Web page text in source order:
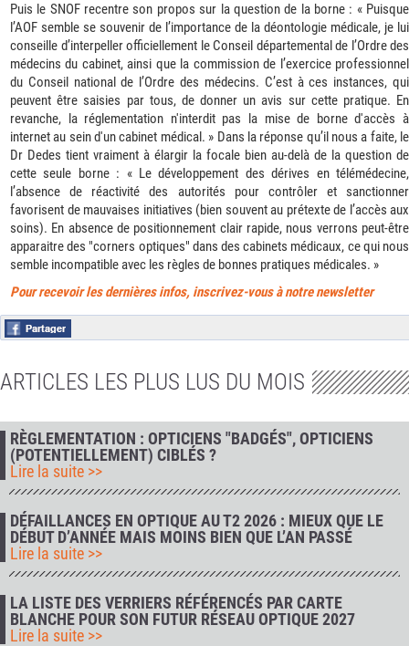
Puis le SNOF recentre son propos sur la question de la borne : « Puisque
l’AOF semble se souvenir de l’importance de la déontologie médicale, je lui
conseille d’interpeller officiellement le Conseil départemental de l’Ordre des
médecins du cabinet, ainsi que la commission de l’exercice professionnel
du Conseil national de l’Ordre des médecins. C’est à ces instances, qui
peuvent être saisies par tous, de donner un avis sur cette pratique. En
revanche, la réglementation n'interdit pas la mise de borne d'accès à
internet au sein d'un cabinet médical. » Dans la réponse qu’il nous a faite, le
Dr Dedes tient vraiment à élargir la focale bien au-delà de la question de
cette seule borne : « Le développement des dérives en télémédecine,
l’absence de réactivité des autorités pour contrôler et sanctionner
favorisent de mauvaises initiatives (bien souvent au prétexte de l’accès aux
soins). En absence de positionnement clair rapide, nous verrons peut-être
apparaitre des "corners optiques" dans des cabinets médicaux, ce qui nous
semble incompatible avec les règles de bonnes pratiques médicales. »
Pour recevoir les dernières infos, inscrivez-vous à notre newsletter
ARTICLES LES PLUS LUS DU MOIS
RÈGLEMENTATION : OPTICIENS "BADGÉS", OPTICIENS
(POTENTIELLEMENT) CIBLÉS ?
Lire la suite >>
DÉFAILLANCES EN OPTIQUE AU T2 2026 : MIEUX QUE LE
DÉBUT D’ANNÉE MAIS MOINS BIEN QUE L’AN PASSÉ
Lire la suite >>
LA LISTE DES VERRIERS RÉFÉRENCÉS PAR CARTE
BLANCHE POUR SON FUTUR RÉSEAU OPTIQUE 2027
Lire la suite >>